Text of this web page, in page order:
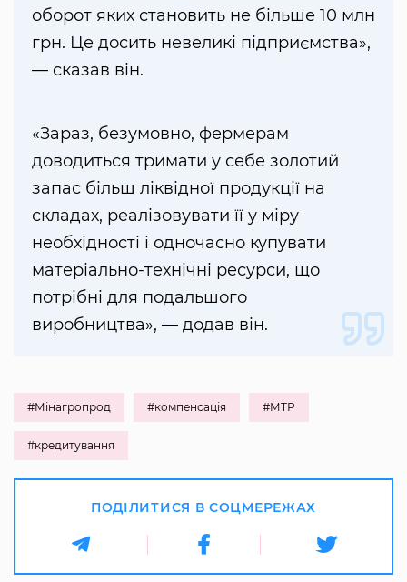
оборот яких становить не більше 10 млн
грн. Це досить невеликі підприємства»,
— сказав він.
«Зараз, безумовно, фермерам
доводиться тримати у себе золотий
запас більш ліквідної продукції на
складах, реалізовувати її у міру
необхідності і одночасно купувати
матеріально-технічні ресурси, що
потрібні для подальшого
виробництва», — додав він.
#Мінагропрод #компенсація #МТР
#кредитування
ПОДІЛИТИСЯ В СОЦМЕРЕЖАХ